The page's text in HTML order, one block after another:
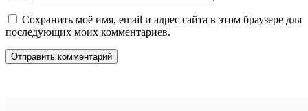
Сохранить моё имя, email и адрес сайта в этом браузере для
последующих моих комментариев.